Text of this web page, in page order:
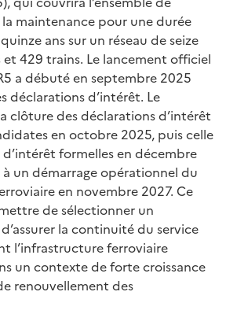
maintenance pour une durée
ans sur un réseau de seize
et 429 trains. Le lancement officiel
a débuté en septembre 2025
déclarations d’intérêt. Le
clôture des déclarations d’intérêt
en octobre 2025, puis celle
formelles en décembre
un démarrage opérationnel du
en novembre 2027. Ce
de sélectionner un
la continuité du service
l’infrastructure ferroviaire
un contexte de forte croissance
renouvellement des